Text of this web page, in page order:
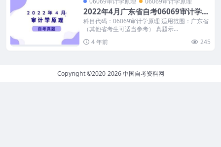
2022年4月广东省自考06069审计学原
理历年真题及答案
科目代码：06069审计学原理 适用范围：广东省
（其他省考生可适当参考） 真题示...
4 年前
245
Copyright ©2020-2026中国自考资料网